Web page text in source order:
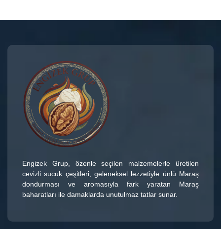
Engizek Grup, özenle seçilen malzemelerle üretilen
cevizli sucuk çeşitleri, geleneksel lezzetiyle ünlü Maraş
dondurması ve aromasıyla fark yaratan Maraş
baharatları ile damaklarda unutulmaz tatlar sunar.